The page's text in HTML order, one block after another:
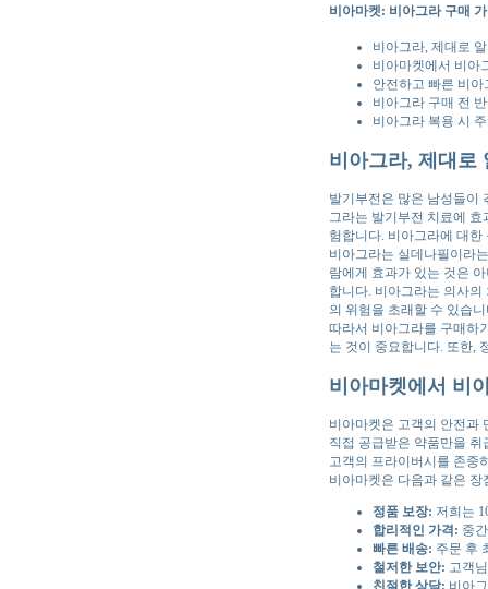
비아마켓: 비아그라 구매
비아그라, 제대로
비아마켓에서 비아
안전하고 빠른 비
비아그라 구매 전
비아그라 복용 시
비아그라, 제대로
발기부전은 많은 남성들이
그라는 발기부전 치료에
험합니다. 비아그라에 대
비아그라는 실데나필이라
람에게 효과가 있는 것은
합니다. 비아그라는 의사
의 위험을 초래할 수 있습
따라서 비아그라를 구매하
는 것이 중요합니다. 또한,
비아마켓에서 비
비아마켓은 고객의 안전과
직접 공급받은 약품만을
고객의 프라이버시를 존중
비아마켓은 다음과 같은 장
정품 보장: 저희는
합리적인 가격: 중
빠른 배송: 주문 후
철저한 보안: 고객
친절한 상담: 비아